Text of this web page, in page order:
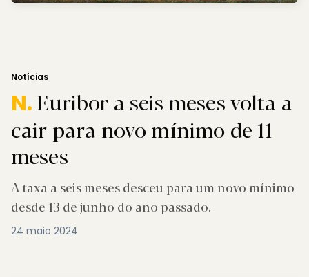
Notícias
N.Euribor a seis meses volta a
cair para novo mínimo de 11
meses
A taxa a seis meses desceu para um novo mínimo
desde 13 de junho do ano passado.
24 maio 2024